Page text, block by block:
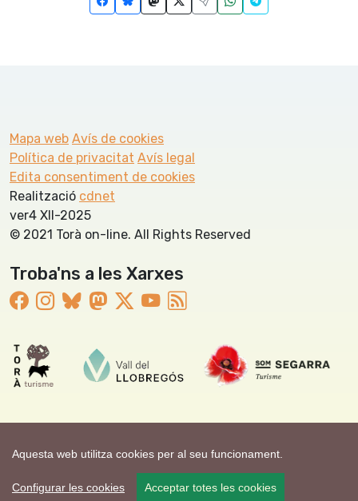
Aquesta web utilitza cookies per al seu funcionament.
Configurar les cookies Acceptar totes les cookies
Mapa web Avís de cookies
Política de privacitat Avís legal
Edita consentiment de cookies
Realització cdnet
ver4 XII-2025
© 2021 Torà on-line. All Rights Reserved
Troba'ns a les Xarxes